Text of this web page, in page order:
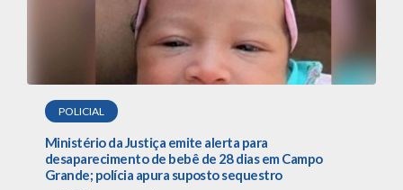
POLICIAL
Ministério da Justiça emite alerta para
desaparecimento de bebê de 28 dias em Campo
Grande; polícia apura suposto sequestro